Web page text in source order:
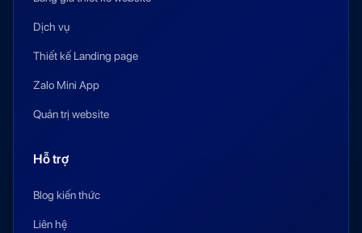
Dịch vụ
Thiết kế Landing page
Zalo Mini App
Quản trị website
Hỗ trợ
Blog kiến thức
Liên hệ